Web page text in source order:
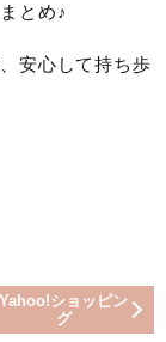
とめ♪
安心して持ち歩
Yahoo!ショッピン
グ